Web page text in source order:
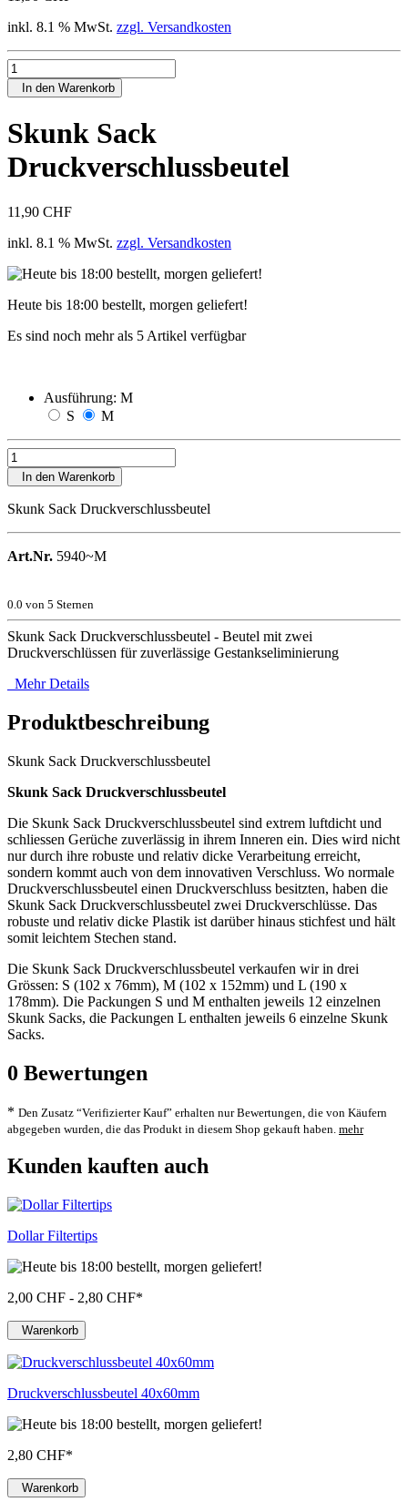
inkl. 8.1 % MwSt. zzgl. Versandkosten
In den Warenkorb
Skunk Sack
Druckverschlussbeutel
11,90 CHF
inkl. 8.1 % MwSt. zzgl. Versandkosten
Heute bis 18:00 bestellt, morgen geliefert!
Es sind noch mehr als 5 Artikel verfügbar
Ausführung: M
S
M
In den Warenkorb
Skunk Sack Druckverschlussbeutel
Art.Nr. 5940~M
0.0 von 5 Sternen
Skunk Sack Druckverschlussbeutel - Beutel mit zwei
Druckverschlüssen für zuverlässige Gestankseliminierung
Mehr Details
Produktbeschreibung
Skunk Sack Druckverschlussbeutel
Skunk Sack Druckverschlussbeutel
Die Skunk Sack Druckverschlussbeutel sind extrem luftdicht und
schliessen Gerüche zuverlässig in ihrem Inneren ein. Dies wird nicht
nur durch ihre robuste und relativ dicke Verarbeitung erreicht,
sondern kommt auch von dem innovativen Verschluss. Wo normale
Druckverschlussbeutel einen Druckverschluss besitzten, haben die
Skunk Sack Druckverschlussbeutel zwei Druckverschlüsse. Das
robuste und relativ dicke Plastik ist darüber hinaus stichfest und hält
somit leichtem Stechen stand.
Die Skunk Sack Druckverschlussbeutel verkaufen wir in drei
Grössen: S (102 x 76mm), M (102 x 152mm) und L (190 x
178mm). Die Packungen S und M enthalten jeweils 12 einzelnen
Skunk Sacks, die Packungen L enthalten jeweils 6 einzelne Skunk
Sacks.
0 Bewertungen
* Den Zusatz “Verifizierter Kauf” erhalten nur Bewertungen, die von Käufern
abgegeben wurden, die das Produkt in diesem Shop gekauft haben. mehr
Kunden kauften auch
Dollar Filtertips
2,00 CHF - 2,80 CHF*
Warenkorb
Druckverschlussbeutel 40x60mm
2,80 CHF*
Warenkorb